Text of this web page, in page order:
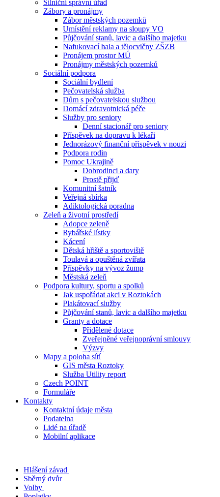
Silniční správní úřad
Zábory a pronájmy
Zábor městských pozemků
Umístění reklamy na sloupy VO
Půjčování stanů, lavic a dalšího majetku
Nafukovací hala a tělocvičny ZŠZB
Pronájem prostor MÚ
Pronájmy městských pozemků
Sociální podpora
Sociální bydlení
Pečovatelská služba
Dům s pečovatelskou službou
Domácí zdravotnická péče
Služby pro seniory
Denní stacionář pro seniory
Příspěvek na dopravu k lékaři
Jednorázový finanční příspěvek v nouzi
Podpora rodin
Pomoc Ukrajině
Dobrodinci a dary
Prostě přijď
Komunitní šatník
Veřejná sbírka
Adiktologická poradna
Zeleň a životní prostředí
Adopce zeleně
Rybářské lístky
Kácení
Dětská hřiště a sportoviště
Toulavá a opuštěná zvířata
Příspěvky na vývoz žump
Městská zeleň
Podpora kultury, sportu a spolků
Jak uspořádat akci v Roztokách
Plakátovací služby
Půjčování stanů, lavic a dalšího majetku
Granty a dotace
Přidělené dotace
Zveřejněné veřejnoprávní smlouvy
Výzvy
Mapy a poloha sítí
GIS města Roztoky
Služba Utility report
Czech POINT
Formuláře
Kontakty
Kontaktní údaje města
Podatelna
Lidé na úřadě
Mobilní aplikace
Hlášení závad
Sběrný dvůr
Volby